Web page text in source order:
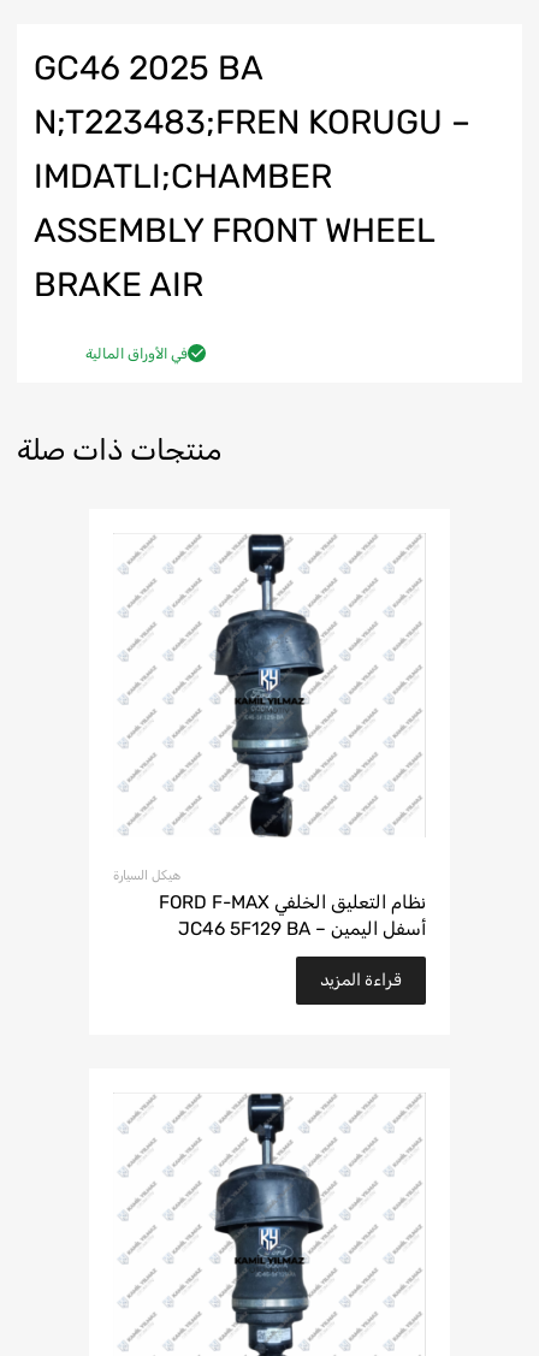
GC46 2025 BA
N;T223483;FREN KORUGU –
IMDATLI;CHAMBER
ASSEMBLY FRONT WHEEL
BRAKE AIR
في الأوراق المالية
منتجات ذات صلة
هيكل السيارة
نظام التعليق الخلفي FORD F-MAX
أسفل اليمين – JC46 5F129 BA
قراءة المزيد